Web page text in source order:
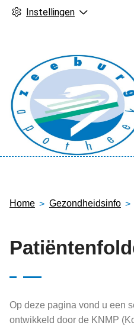
Instellingen
Home Gezondheidsinfo
Op deze pagina vond u een
ontwikkeld door de KNMP